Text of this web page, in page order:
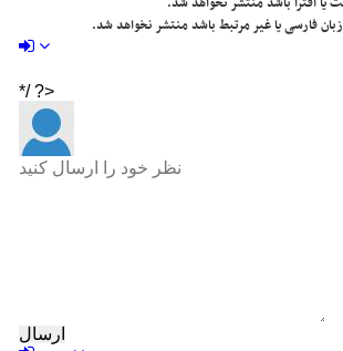
فارسی یا غیر مرتبط باشد منتشر نخواهد شد.